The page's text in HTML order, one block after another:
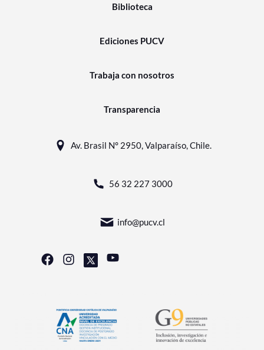
Biblioteca
Ediciones PUCV
Trabaja con nosotros
Transparencia
Av. Brasil N° 2950, Valparaíso, Chile.
56 32 227 3000
info@pucv.cl